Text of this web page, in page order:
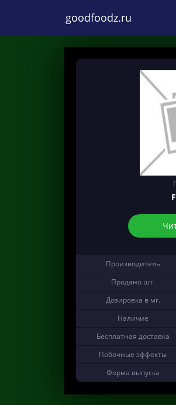
goodfoodz.ru
Производитель
Продано шт.
Дозировка в мг.
Наличие
Бесплатная доставка
Побочные эффекты
Форма выпуска